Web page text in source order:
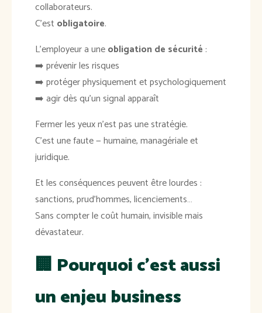
collaborateurs.
C’est obligatoire.
L’employeur a uneobligation de sécurité :
➡️ prévenir les risques
➡️ protéger physiquement et psychologiquement
➡️ agir dès qu’un signal apparaît
Fermer les yeux n’est pas une stratégie.
C’est une faute — humaine, managériale et
juridique.
Et les conséquences peuvent être lourdes :
sanctions, prud’hommes, licenciements…
Sans compter le coût humain, invisible mais
dévastateur.
🏢 Pourquoi c’est aussi
un enjeu business